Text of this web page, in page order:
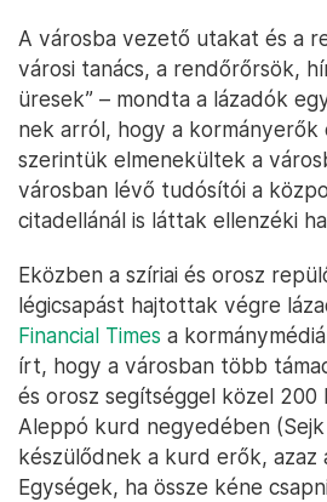
A városba vezető utakat és a
városi tanács, a rendőrőrsök,
üresek” – mondta a lázadók
nek arról, hogy a kormányerők
szerintük elmenekültek a
városban lévő tudósítói a
citadellánál is láttak ellenzéki
Eközben a szíriai és orosz
légicsapást hajtottak végre
Financial Times a
írt, hogy a városban több
és orosz segítséggel közel 200
Aleppó kurd negyedében
készülődnek a kurd erők, azaz
Egységek, ha össze kéne